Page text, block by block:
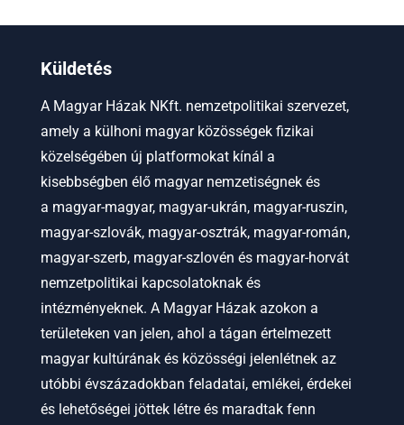
Küldetés
A Magyar Házak NKft. nemzetpolitikai szervezet,
amely a külhoni magyar közösségek fizikai
közelségében új platformokat kínál a
kisebbségben élő magyar nemzetiségnek és
a magyar-magyar, magyar-ukrán, magyar-ruszin,
magyar-szlovák, magyar-osztrák, magyar-román,
magyar-szerb, magyar-szlovén és magyar-horvát
nemzetpolitikai kapcsolatoknak és
intézményeknek. A Magyar Házak azokon a
területeken van jelen, ahol a tágan értelmezett
magyar kultúrának és közösségi jelenlétnek az
utóbbi évszázadokban feladatai, emlékei, érdekei
és lehetőségei jöttek létre és maradtak fenn